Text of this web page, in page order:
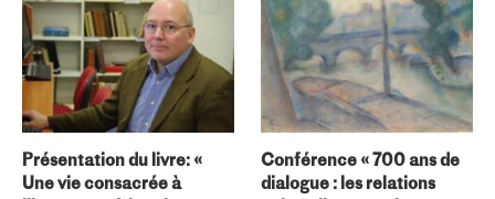
Présentation du livre: «
Une vie consacrée à
Conférence « 700 ans de
dialogue : les relations